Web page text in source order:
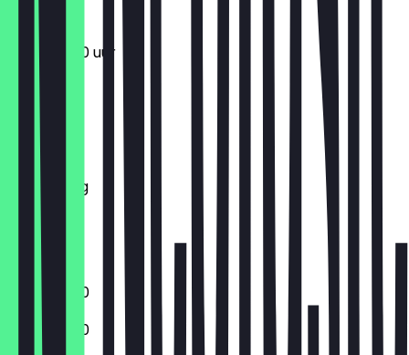
11:30 - 23:00 uur
Maandag
Dinsdag
Woensdag
Donderdag
Vrijdag
Zaterdag
Zondag
11:30 - 22:00
11:30 - 22:00